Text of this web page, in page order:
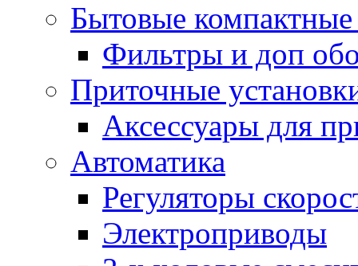
Бытовые
Фильтры и доп
Приточные
Аксессуары для
Автоматика
Регуляторы
Электроприводы